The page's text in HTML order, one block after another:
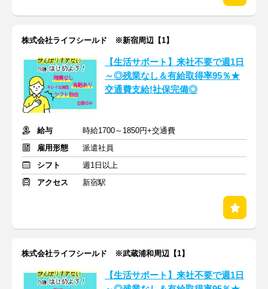
株式会社ライフシールド ※新宿周辺【1】
【生活サポート】来社不要で週1日
～◎残業なし＆有給取得率95％★
交通費支給!社保完備◎
給与
時給1700～1850円+交通費
雇用形態
派遣社員
シフト
週1日以上
アクセス
新宿駅
株式会社ライフシールド ※武蔵浦和周辺【1】
【生活サポート】来社不要で週1日